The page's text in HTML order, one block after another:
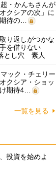
超・かんちさんが
クシアの次」に
待の…
り返しがつかな
を借りない
とし穴 素人
マック・チェリー
クシア・ショッ
期待4…
一覧を見る
投資を始めよ